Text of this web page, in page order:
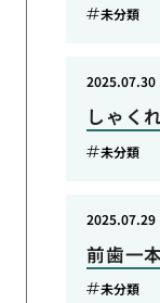
未分類
しゃく
2025.07.30
未分類
前歯一
2025.07.29
未分類